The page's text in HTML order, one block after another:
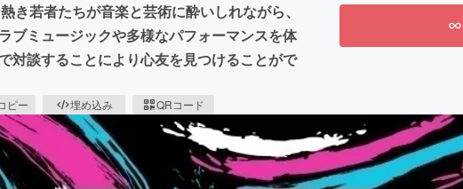
若者たちが音楽と芸術に酔いしれながら、
ブミュージックや多様なパフォーマンスを体
対談することにより心友を見つけることがで
ピー 埋め込み QRコード